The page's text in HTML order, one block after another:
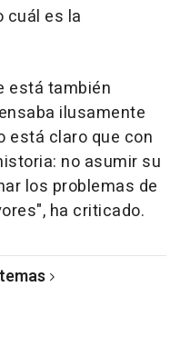
cuál es la
está también
ilusamente
está claro que con
no asumir su
los problemas de
ha criticado.